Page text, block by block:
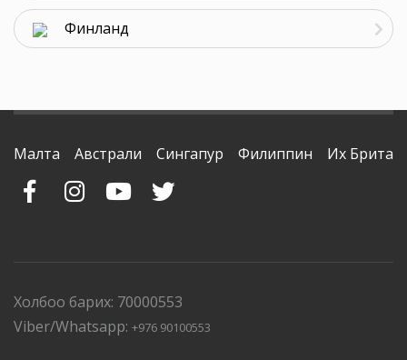
Финланд
Малта Австрали Сингапур Филиппин Их
Холбоо барих: 70000553
Viber/Whatsapp: +976 90100553